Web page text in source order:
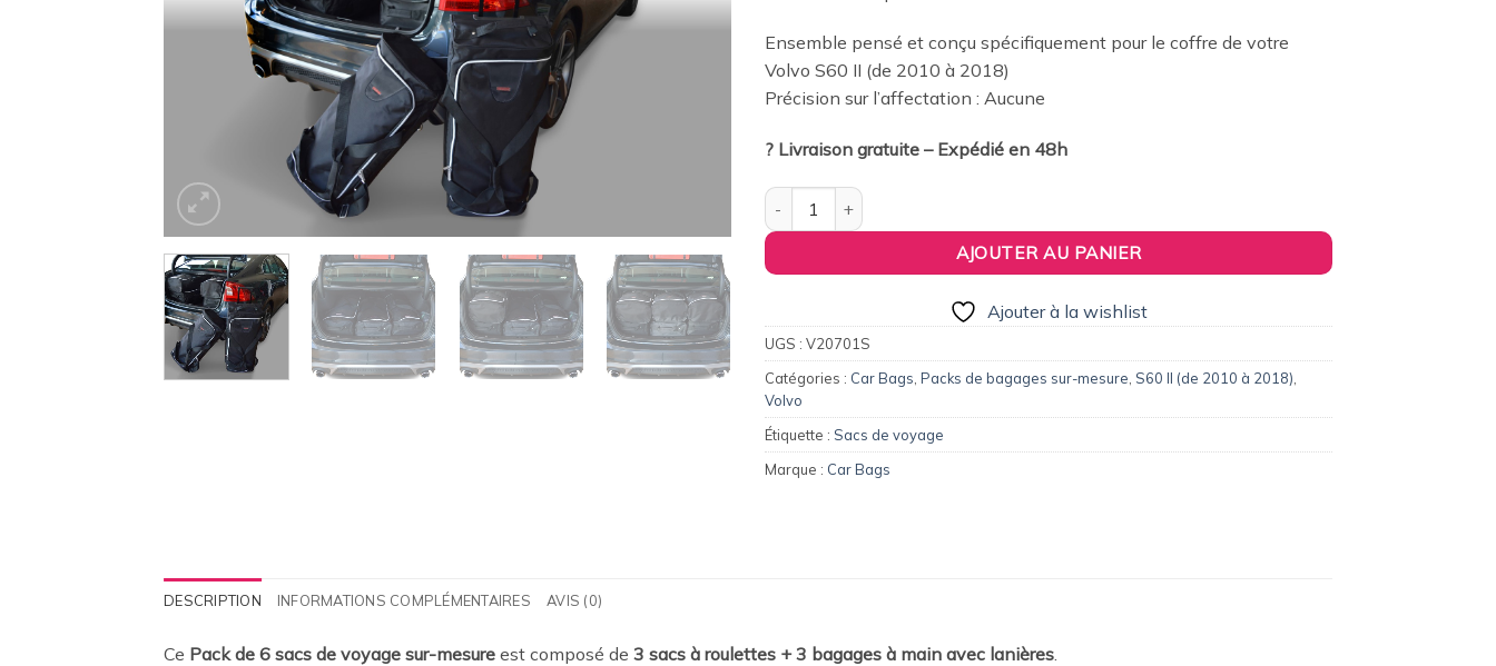
Ensemble pensé et conçu spécifiquement pour le coffre de votre
Volvo S60 II (de 2010 à 2018)
Précision sur l’affectation : Aucune
? Livraison gratuite – Expédié en 48h
quantité de Pack de 6 sacs de voyage sur-mesure pour Volvo S60 II (de 2010 à 2018)
AJOUTER AU PANIER
Ajouter à la wishlist
UGS : V20701S
Catégories : Car Bags Packs de bagages sur-mesure S60 II (de 2010 à 2018)
Volvo
Étiquette : Sacs de voyage
Marque : Car Bags
DESCRIPTION INFORMATIONS COMPLÉMENTAIRES AVIS (0)
Ce Pack de 6 sacs de voyage sur-mesure est composé de 3 sacs à roulettes + 3 bagages à main avec lanières